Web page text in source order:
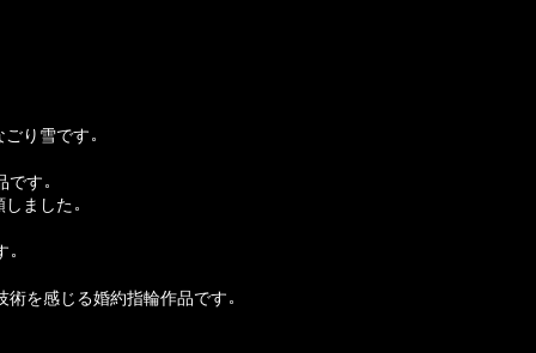
り雪です。
す。
ました。
を感じる婚約指輪作品です。